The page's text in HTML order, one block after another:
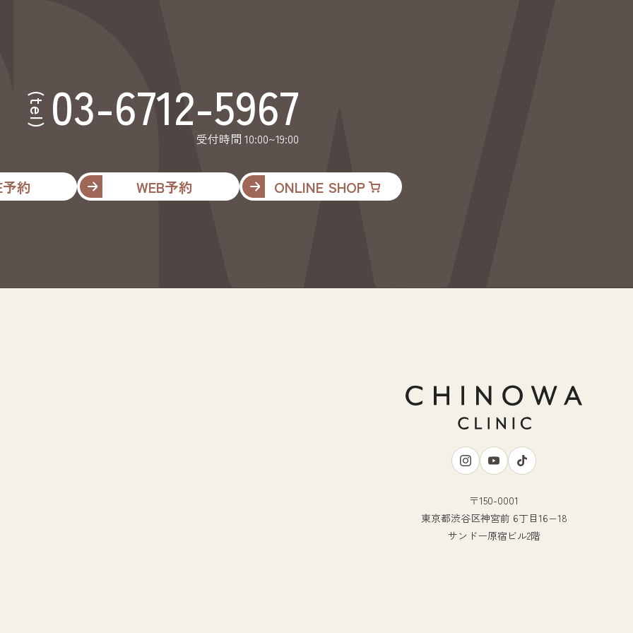
(tel) 03-6712-5967
受付時間 10:00~19:00
約 WEB予約 ONLINE SHOP
〒150-0001
東京都渋谷区神宮前 6丁目16−18
サンドー原宿ビル2階